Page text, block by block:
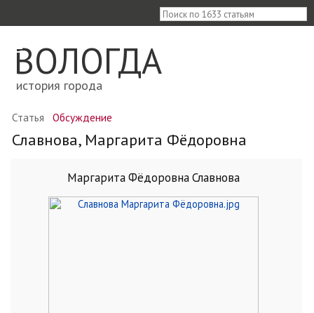
ВОЛОГДА
история города
≡
Статья Обсуждение
Славнова, Маргарита Фёдоровна
Маргарита Фёдоровна Славнова